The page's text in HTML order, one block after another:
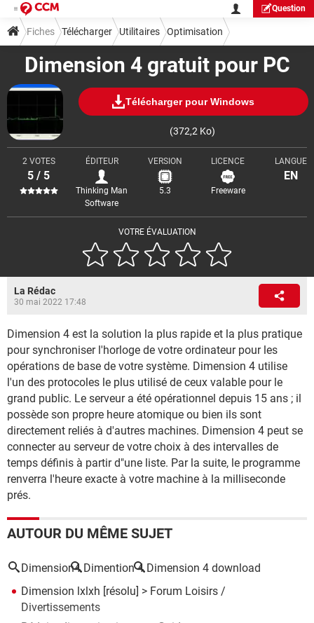
Question
Dimension 4 gratuit pour PC
Télécharger pour Windows
(372,2 Ko)
VOTRE ÉVALUATION
2 VOTES
5 / 5
ÉDITEUR
Thinking Man
Software
VERSION
5.3
LICENCE
Freeware
LANGUE
EN
Fiches Télécharger Utilitaires Optimisation
La Rédac
30 mai 2022 17:48
Dimension 4 est la solution la plus rapide et la plus pratique
pour synchroniser l'horloge de votre ordinateur pour les
opérations de base de votre système. Dimension 4 utilise
l'un des protocoles le plus utilisé de ceux valable pour le
grand public. Le serveur a été opérationnel depuis 15 ans ; il
possède son propre heure atomique ou bien ils sont
directement reliés à d'autres machines. Dimension 4 peut se
connecter au serveur de votre choix à des intervalles de
temps définis à partir d"une liste. Par la suite, le programme
renverra l'heure exacte à votre machine à la milliseconde
prés.
AUTOUR DU MÊME SUJET
Dimension4 Dimention 4 Dimension 4 download
Dimension lxlxh [résolu] > Forum Loisirs /
Divertissements